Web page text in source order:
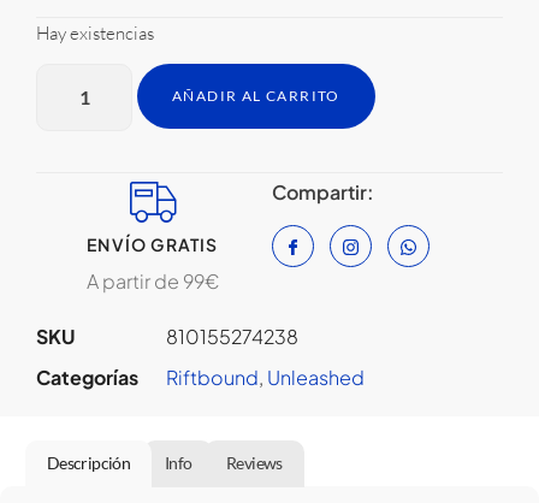
Hay existencias
AÑADIR AL CARRITO
ENVÍO GRATIS
A partir de 99€
Compartir:
SKU
810155274238
Categorías
Riftbound, Unleashed
Descripción Info Reviews